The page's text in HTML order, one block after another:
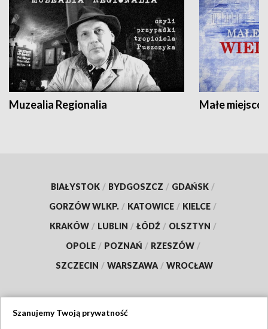
Muzealia Regionalia Małe
BIAŁYSTOK / BYDGOSZCZ / GDAŃSK /
GORZÓW WLKP. / KATOWICE / KIELCE /
KRAKÓW / LUBLIN / ŁÓDŹ / OLSZTYN /
OPOLE / POZNAŃ / RZESZÓW /
SZCZECIN / WARSZAWA / WROCŁAW
Szanujemy Twoją prywatność